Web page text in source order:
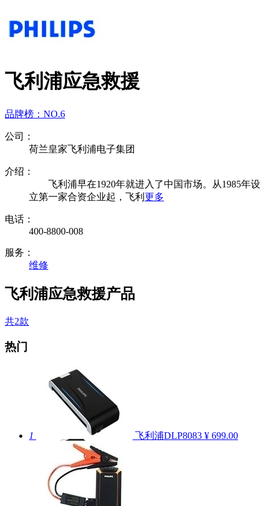
飞利浦应急救援
品牌榜： NO.6
公司：
荷兰皇家飞利浦电子集团
介绍：
飞利浦早在1920年就进入了中国市场。从1985年设
立第一家合资企业起，飞利 更多
电话：
400-8800-008
服务：
维修
飞利浦应急救援产品
共2款
热门
1 飞利浦DLP8083 ¥ 699.00